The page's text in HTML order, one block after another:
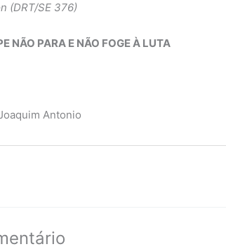
(DRT/SE 376)
NÃO PARA E NÃO FOGE À LUTA
Antonio